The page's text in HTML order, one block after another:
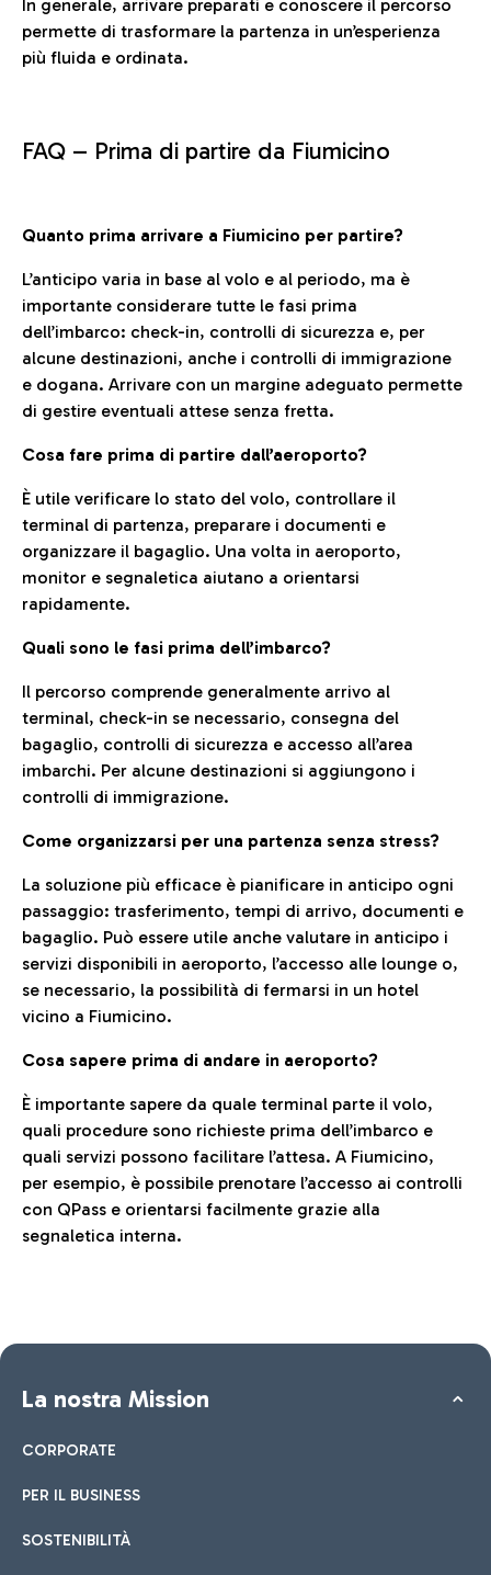
In generale, arrivare preparati e conoscere il percorso
permette di trasformare la partenza in un’esperienza
più fluida e ordinata.
FAQ – Prima di partire da Fiumicino
Quanto prima arrivare a Fiumicino per partire?
L’anticipo varia in base al volo e al periodo, ma è
importante considerare tutte le fasi prima
dell’imbarco: check-in, controlli di sicurezza e, per
alcune destinazioni, anche i controlli di immigrazione
e dogana. Arrivare con un margine adeguato permette
di gestire eventuali attese senza fretta.
Cosa fare prima di partire dall’aeroporto?
È utile verificare lo stato del volo, controllare il
terminal di partenza, preparare i documenti e
organizzare il bagaglio. Una volta in aeroporto,
monitor e segnaletica aiutano a orientarsi
rapidamente.
Quali sono le fasi prima dell’imbarco?
Il percorso comprende generalmente arrivo al
terminal, check-in se necessario, consegna del
bagaglio, controlli di sicurezza e accesso all’area
imbarchi. Per alcune destinazioni si aggiungono i
controlli di immigrazione.
Come organizzarsi per una partenza senza stress?
La soluzione più efficace è pianificare in anticipo ogni
passaggio: trasferimento, tempi di arrivo, documenti e
bagaglio. Può essere utile anche valutare in anticipo i
servizi disponibili in aeroporto, l’accesso alle lounge o,
se necessario, la possibilità di fermarsi in un hotel
vicino a Fiumicino.
Cosa sapere prima di andare in aeroporto?
È importante sapere da quale terminal parte il volo,
quali procedure sono richieste prima dell’imbarco e
quali servizi possono facilitare l’attesa. A Fiumicino,
per esempio, è possibile prenotare l’accesso ai controlli
con QPass e orientarsi facilmente grazie alla
segnaletica interna.
La nostra Mission
CORPORATE
PER IL BUSINESS
SOSTENIBILITÀ